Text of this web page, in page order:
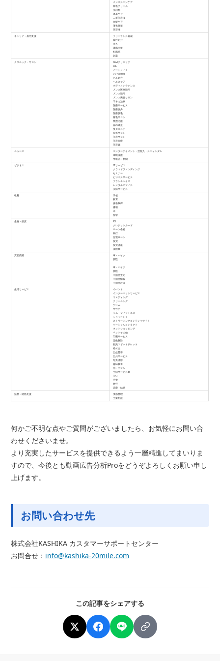
メンズスキンケア
除毛クリーム
洗顔料
体臭ケア
二重美容液
白髪ケア
薄毛対策
美容液
キャリア・雇用支援
フリーランス育成
案件紹介
求人
就職支援
転職系
副業
クリニック・サロン
AGAクリニック
ICL
アートメイク
いびき治療
ピル処方
ヘルスケア
ボディメンテナンス
メンズ医療脱毛
メンズ脱毛
メンズ美容サロン
ワキガ治療
医療サービス
医療痩身
医療脱毛
育毛サロン
禁煙治療
歯の矯正
痩身エステ
脱毛サロン
美容サロン
美容医療
美容鍼
ニュース
エンターテイメント・芸能人・スキャンダル
環境保護
情報誌・新聞
ビジネス
ITサービス
クラウドファンディング
セミナー
ビジネスサービス
フランチャイズ
レンタルオフィス
決済サービス
教育
学校
教育
資格取得
書籍
本
留学
金融・投資
FX
クレジットカード
ローン会社
銀行
住宅ローン
投資
投資講座
保険業
資産売買
車・バイク
買取
車・バイク
買取
不動産査定
不動産情報
不動産設備
生活サービス
イベント
インターネットサービス
ウェディング
クリーニング
ゲーム
サウナ
ジム・フィットネス
ショッピング
ストリーミングコンテンツサイト
ソーシャルコンタクト
ネットショッピング
ペットその他
印刷サービス
害虫駆除
観光スポットチケット
給付金
公益慈善
公共サービス
写真撮影
趣味教養
宿・ホテル
生活サービス業
占い
宅食
旅行
恋愛・結婚
法務・財務支援
債務整理
士業相談
何かご不明な点やご質問がございましたら、お気軽にお問い合
わせくださいませ。
より充実したサービスを提供できるよう一層精進してまいりま
すので、今後とも動画広告分析Proをどうぞよろしくお願い申し
上げます。
お問い合わせ先
株式会社KASHIKA カスタマーサポートセンター
お問合せ： info@kashika-20mile.com
この記事をシェアする